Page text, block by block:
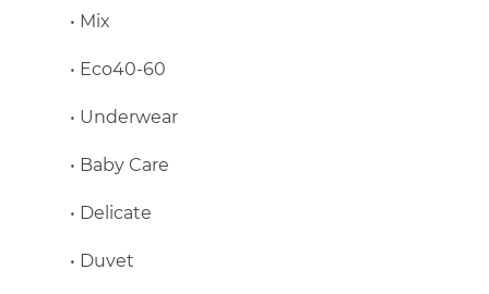
• Mix
• Eco40-60
• Underwear
• Baby Care
• Delicate
• Duvet